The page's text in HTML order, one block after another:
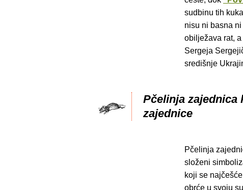
sudbinu tih
nisu ni basna
obilježava rat,
Sergeja
središnje
Pčelinja zajednica
zajednice
Pčelinja
složeni
koji se
obrće u svoju